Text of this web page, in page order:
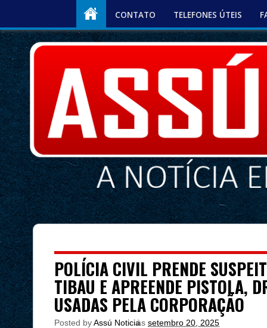
CONTATO TELEFONES ÚTEIS
POLÍCIA CIVIL PRENDE
TIBAU E APREENDE PISTOLA,
USADAS PELA CORPORAÇÃO
Posted byAssú Noticia
às setembro 20, 2025